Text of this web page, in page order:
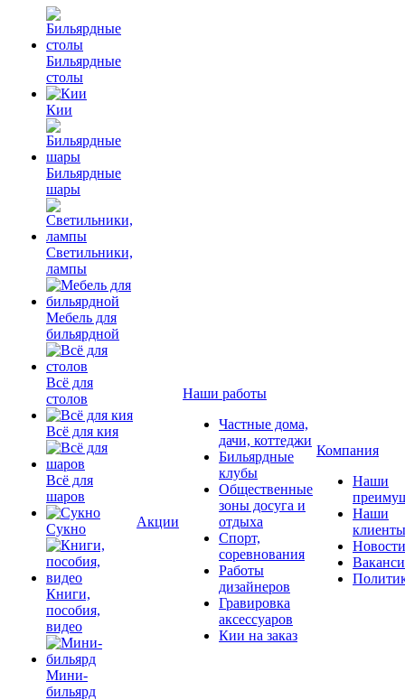
Бильярдные
столы
Кии
Бильярдные
шары
Светильники,
лампы
Мебель для
бильярдной
Всё для
столов
Всё для кия
Всё для
шаров
Сукно
Книги,
пособия,
видео
Мини-
бильярд
Акции
Наши работы
Частные дома,
дачи, коттеджи
Бильярдные
клубы
Общественные
зоны досуга и
отдыха
Спорт,
соревнования
Работы
дизайнеров
Гравировка
аксессуаров
Кии на заказ
Компания
Наши
Наши
клиенты
Новости